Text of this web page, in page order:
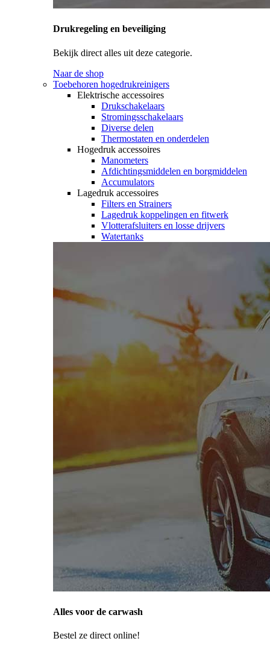
Drukregeling en beveiliging
Bekijk direct alles uit deze categorie.
Naar de shop
Toebehoren hogedrukreinigers
Elektrische accessoires
Drukschakelaars
Stromingsschakelaars
Diverse delen
Thermostaten en onderdelen
Hogedruk accessoires
Manometers
Afdichtingsmiddelen en borgmiddelen
Accumulators
Lagedruk accessoires
Filters en Strainers
Lagedruk koppelingen en fitwerk
Vlotterafsluiters en losse drijvers
Watertanks
Alles voor de carwash
Bestel ze direct online!